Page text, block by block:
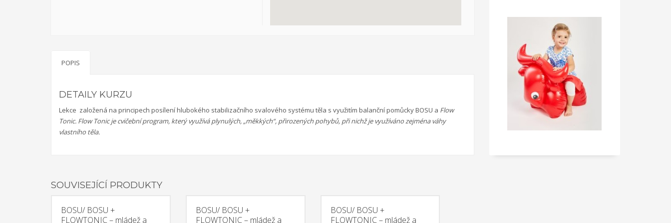
multisenzorická místnost Snoezelen, slouží jako inovativní metoda pro sociálně znevýhodněné rodiny, specificky pro rodiny s ohroženými dětmi. Pobyt v místnosti Snoezelen je
přelomovým trávením volného času dětí i dospělých. Jedná se zároveň o efektivní metodu řešení civilizačních problémů. Pozitivní vliv této metody je vidět u poruch jako jsou
Místnost Snoezelen je speciálně upravená a jejím cílem je působit na všechny
Otázky, kterými se projekt zabývá, jsou dále uplatnění mládeže na trhu práce, sebepoznání
mládeže, možnosti rozvoje mládeže pro lepší uplatnění na trhu práce v rámci jednotlivých zemí a EU, interkulturní dialog, zlepšení kvality služeb při práci s mládeží a mezinárodní
spolupráce organizací působících v oblasti mládeže. Projekt probíhá ve dvou fázích. V první fázi proběhla výměna třiceti účastníků, kteří jsou nezaměstnaní nebo ohroženi
nezaměstnaností. Během výměny mládeže jsme hledali možnosti profesního uplatnění mladých lidí napříč Evropou. Mladí lidé se zúčastnili několika workshopů, jejichž cílem byl
(training course), během nějž se setkají pracovníci, kteří pracují s nezaměstnanou mládeží. Shrnou výsledky výměny mládeže a zároveň budou hledat další nové přístupy pro práci
s mládeží, na webových stránkách, jež budou sloužit i široké veřejnosti a metodiku shrnující všechny získané poznatky. Na závěr projektu se také uskuteční souhrnná konference
POPIS
DETAILY KURZU
Lekce založená na principech posílení hlubokého stabilizačního svalového systému těla s využitím balanční pomůcky BOSU a Flow
Tonic. Flow Tonic je cvičební program, který využívá plynulých, „měkkých“, přirozených pohybů, při nichž je využíváno zejména váhy
vlastního těla.
SOUVISEJÍCÍ PRODUKTY
BOSU/ BOSU +
FLOWTONIC – mládež a
BOSU/ BOSU +
FLOWTONIC – mládež a
BOSU/ BOSU +
FLOWTONIC – mládež a